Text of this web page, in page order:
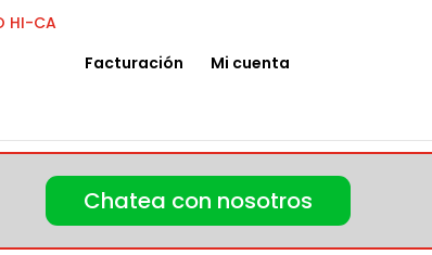
Facturación Mi cuenta
Chatea con nosotros